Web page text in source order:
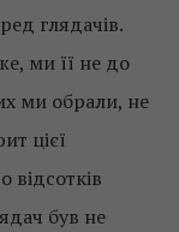
глядачів.
ми її не до
ми обрали, не
цієї
відсотків
був не